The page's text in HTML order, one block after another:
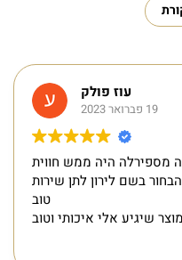
עוז פולק
19 פברואר 2023
מספירלה היה ממש חווית
בשם לירון לתן שירות
טוב
שיגיע אלי איכותי וטוב